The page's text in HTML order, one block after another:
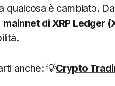
qualcosa è cambiato.
mainnet di XRP Ledger
anche: 💡Crypto